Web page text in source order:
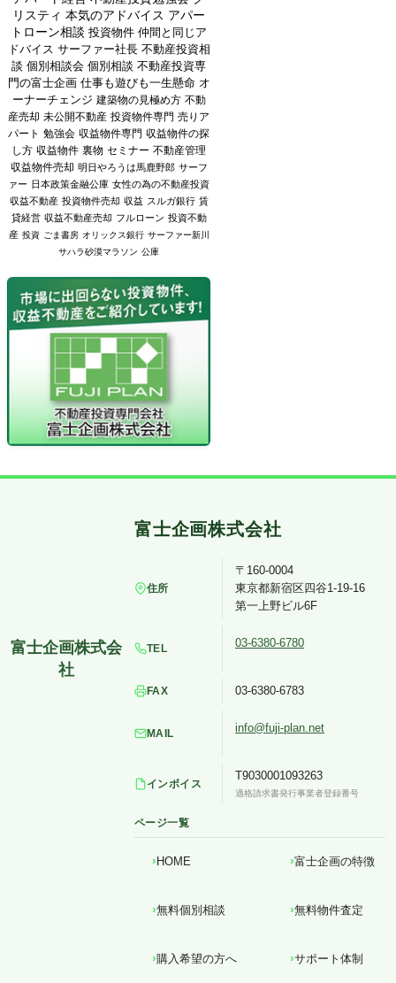
リスティ 本気のアドバイス アパー
トローン相談 投資物件 仲間と同じア
ドバイス サーファー社長 不動産投資相
談 個別相談会 個別相談 不動産投資専
門の富士企画 仕事も遊びも一生懸命 オ
ーナーチェンジ 建築物の見極め方 不動
産売却 未公開不動産 投資物件専門 売りア
パート 勉強会 収益物件専門 収益物件の探
し方 収益物件 裏物 セミナー 不動産管理
収益物件売却 明日やろうは馬鹿野郎 サーフ
ァー 日本政策金融公庫 女性の為の不動産投資
収益不動産 投資物件売却 収益 スルガ銀行 賃
貸経営 収益不動産売却 フルローン 投資不動
産 投資 ごま書房 オリックス銀行 サーファー新川
サハラ砂漠マラソン 公庫
住所
〒160-0004
東京都新宿区四谷1-19-16
第一上野ビル6F
TEL 03-6380-6780
FAX 03-6380-6783
MAIL info@fuji-plan.net
インボイス
T9030001093263
適格請求書発行事業者登録番号
ページ一覧
HOME 富士企画の特徴
無料個別相談 無料物件査定
購入希望の方へ サポート体制